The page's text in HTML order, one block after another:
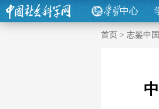
中心
首页 > 志鉴中国